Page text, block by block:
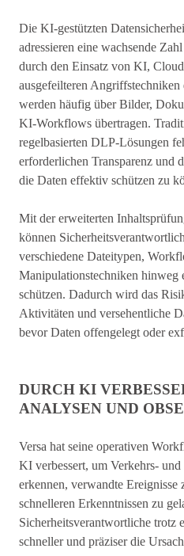
Die KI-gestützten
adressieren eine wachsende
durch den Einsatz von KI,
ausgefeilteren Angriffstechniken
werden häufig über Bilder,
KI-Workflows übertragen.
regelbasierten DLP-Lösungen
erforderlichen Transparenz und
die Daten effektiv schützen zu
Mit der erweiterten
können
verschiedene Dateitypen,
Manipulationstechniken hinweg
schützen. Dadurch wird das
Aktivitäten und versehentliche
bevor Daten offengelegt oder
DURCH KI
ANALYSEN UND
Versa hat seine operativen
KI verbessert, um Verkehrs- und
erkennen, verwandte Ereignisse
schnelleren Erkenntnissen zu
Sicherheitsverantwortliche trotz
schneller und präziser die